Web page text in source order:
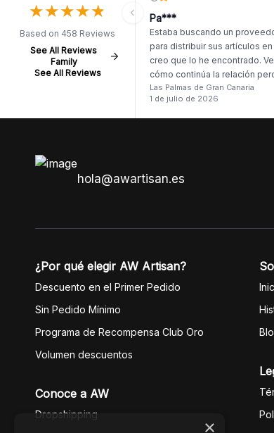
★★★★★
★★★★★
Based on 458 Reviews
See All Reviews
Family
See All Reviews
Pa***
Estaba buscando un
para distribuir sus artículos en
creo que lo he encontrado.
cómo continúa la relación
mismo el primer pedido me
satisfecho. Llego antes de
ser dos productos, lo demás
Las Palmas de Gran Canaria
1 de julio de 2026
hola@awartisan.es
¿Por qué elegir AW Artisan?
Descuento en el Primer Pedido
Sin Pedido Mínimo
Programa de Recompensa Club Oro
Volumen descuentos
Conoce a AW
Dropshipping
×